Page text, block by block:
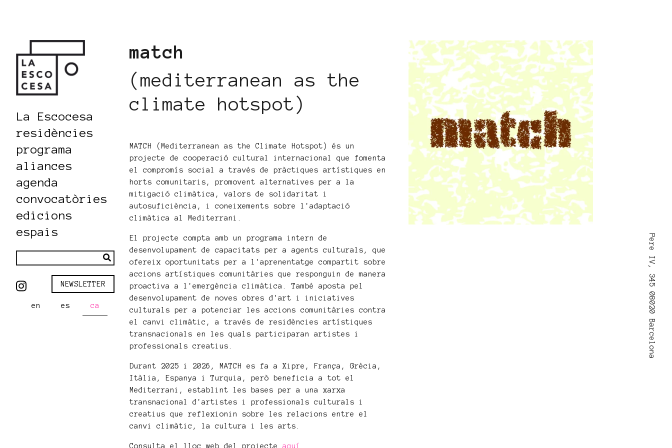
Pere IV, 345 08020 Barcelona
La Escocesa
residències
programa
aliances
agenda
convocatòries
edicions
espais
NEWSLETTER
en es ca
match
(mediterranean as the
climate hotspot)
MATCH (Mediterranean as the Climate Hotspot) és un
projecte de cooperació cultural internacional que fomenta
el compromís social a través de pràctiques artístiques en
horts comunitaris, promovent alternatives per a la
mitigació climàtica, valors de solidaritat i
autosuficiència, i coneixements sobre l'adaptació
climàtica al Mediterrani.
El projecte compta amb un programa intern de
desenvolupament de capacitats per a agents culturals, que
ofereix oportunitats per a l'aprenentatge compartit sobre
accions artístiques comunitàries que responguin de manera
proactiva a l'emergència climàtica. També aposta pel
desenvolupament de noves obres d'art i iniciatives
culturals per a potenciar les accions comunitàries contra
el canvi climàtic, a través de residències artístiques
transnacionals en les quals participaran artistes i
professionals creatius.
Durant 2025 i 2026, MATCH es fa a Xipre, França, Grècia,
Itàlia, Espanya i Turquia, però beneficia a tot el
Mediterrani, establint les bases per a una xarxa
transnacional d'artistes i professionals culturals i
creatius que reflexionin sobre les relacions entre el
canvi climàtic, la cultura i les arts.
Consulta el lloc web del projecteaquí